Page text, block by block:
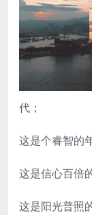
代；
这是个睿智的
这是信心百倍
这是阳光普照